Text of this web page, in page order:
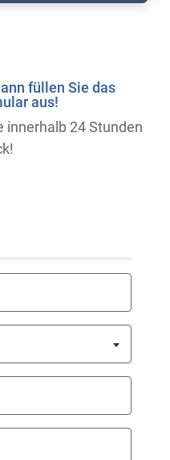
füllen Sie das
aus!
innerhalb 24 Stunden